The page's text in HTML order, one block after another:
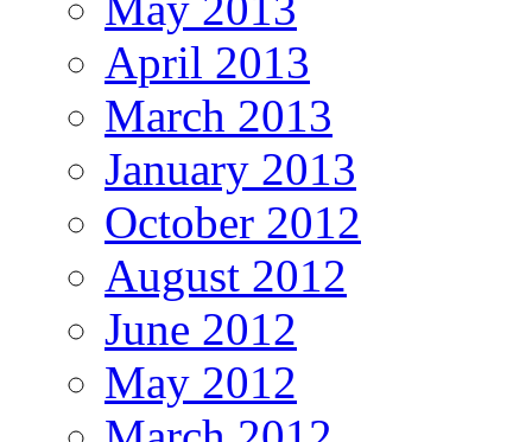
April 2013
March 2013
January 2013
October 2012
August 2012
June 2012
May 2012